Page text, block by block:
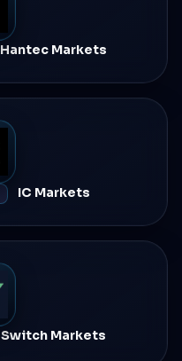
Hantec Markets
IC Markets
Switch Markets